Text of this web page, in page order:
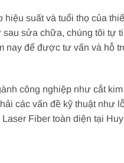
suất và tuổi thọ của
sửa chữa, chúng tôi tự
nay để được tư vấn và hỗ
công nghiệp như cắt
các vấn đề kỹ thuật như
Fiber toàn diện tại